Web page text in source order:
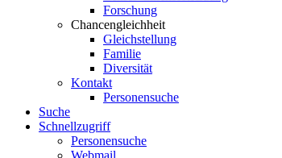
Forschung
Chancengleichheit
Gleichstellung
Familie
Diversität
Kontakt
Personensuche
Suche
Schnellzugriff
Personensuche
Webmail